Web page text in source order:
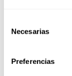
Necesarias
Preferencias